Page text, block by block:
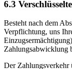
6.3
Besteht nach dem
Verpflichtung, uns
Zahlungsabwicklung
Der Zahlungsverkehr